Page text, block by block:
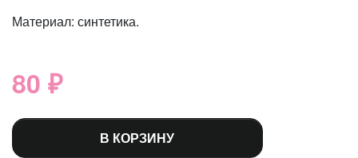
Материал: синтетика.
80 ₽
В КОРЗИНУ